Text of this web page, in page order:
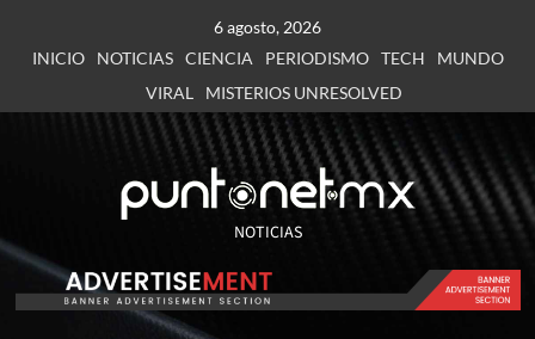
6 agosto, 2026
INICIO
NOTICIAS CIENCIA PERIODISMO TECH
MUNDO
VIRAL
MISTERIOS UNRESOLVED
NOTICIAS